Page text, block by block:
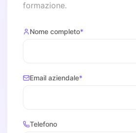
formazione.
Nome completo*
Email aziendale*
Telefono